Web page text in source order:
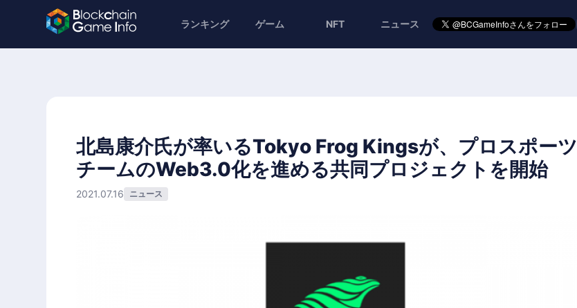
ランキング ゲーム NFT ニュース
北島康介氏が率いるTokyo Frog Kingsが、プロスポーツ
チームのWeb3.0化を進める共同プロジェクトを開始
2021.07.16 ニュース